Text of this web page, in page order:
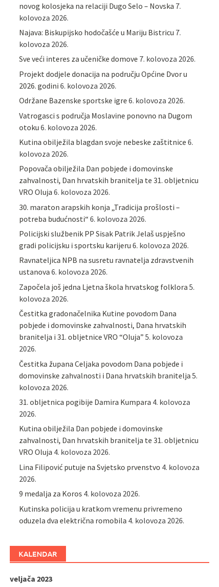
novog kolosjeka na relaciji Dugo Selo – Novska 7.
kolovoza 2026.
Najava: Biskupijsko hodočašće u Mariju Bistricu 7.
kolovoza 2026.
Sve veći interes za učeničke domove 7. kolovoza 2026.
Projekt dodjele donacija na području Općine Dvor u
2026. godini 6. kolovoza 2026.
Održane Bazenske sportske igre 6. kolovoza 2026.
Vatrogasci s područja Moslavine ponovno na Dugom
otoku 6. kolovoza 2026.
Kutina obilježila blagdan svoje nebeske zaštitnice 6.
kolovoza 2026.
Popovača obilježila Dan pobjede i domovinske
zahvalnosti, Dan hrvatskih branitelja te 31. obljetnicu
VRO Oluja 6. kolovoza 2026.
30. maraton arapskih konja „Tradicija prošlosti –
potreba budućnosti“ 6. kolovoza 2026.
Policijski službenik PP Sisak Patrik Jelaš uspješno
gradi policijsku i sportsku karijeru 6. kolovoza 2026.
Ravnateljica NPB na susretu ravnatelja zdravstvenih
ustanova 6. kolovoza 2026.
Započela još jedna Ljetna škola hrvatskog folklora 5.
kolovoza 2026.
Čestitka gradonačelnika Kutine povodom Dana
pobjede i domovinske zahvalnosti, Dana hrvatskih
branitelja i 31. obljetnice VRO “Oluja” 5. kolovoza
2026.
Čestitka župana Celjaka povodom Dana pobjede i
domovinske zahvalnosti i Dana hrvatskih branitelja 5.
kolovoza 2026.
31. obljetnica pogibije Damira Kumpara 4. kolovoza
2026.
Kutina obilježila Dan pobjede i domovinske
zahvalnosti, Dan hrvatskih branitelja te 31. obljetnicu
VRO Oluja 4. kolovoza 2026.
Lina Filipović putuje na Svjetsko prvenstvo 4. kolovoza
2026.
9 medalja za Koros 4. kolovoza 2026.
Kutinska policija u kratkom vremenu privremeno
oduzela dva električna romobila 4. kolovoza 2026.
KALENDAR
veljača 2023